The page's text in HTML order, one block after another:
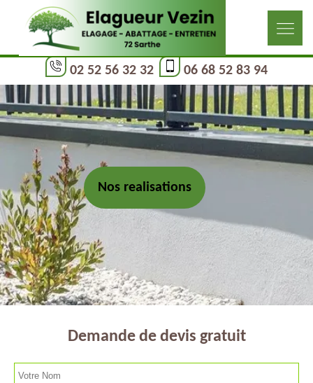
02 52 56 32 32 06 68 52 83 94
Nos realisations
Demande de devis gratuit